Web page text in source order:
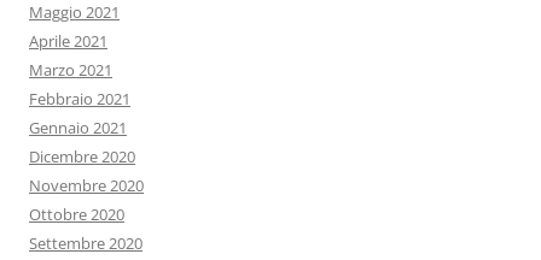
Maggio 2021
Aprile 2021
Marzo 2021
Febbraio 2021
Gennaio 2021
Dicembre 2020
Novembre 2020
Ottobre 2020
Settembre 2020